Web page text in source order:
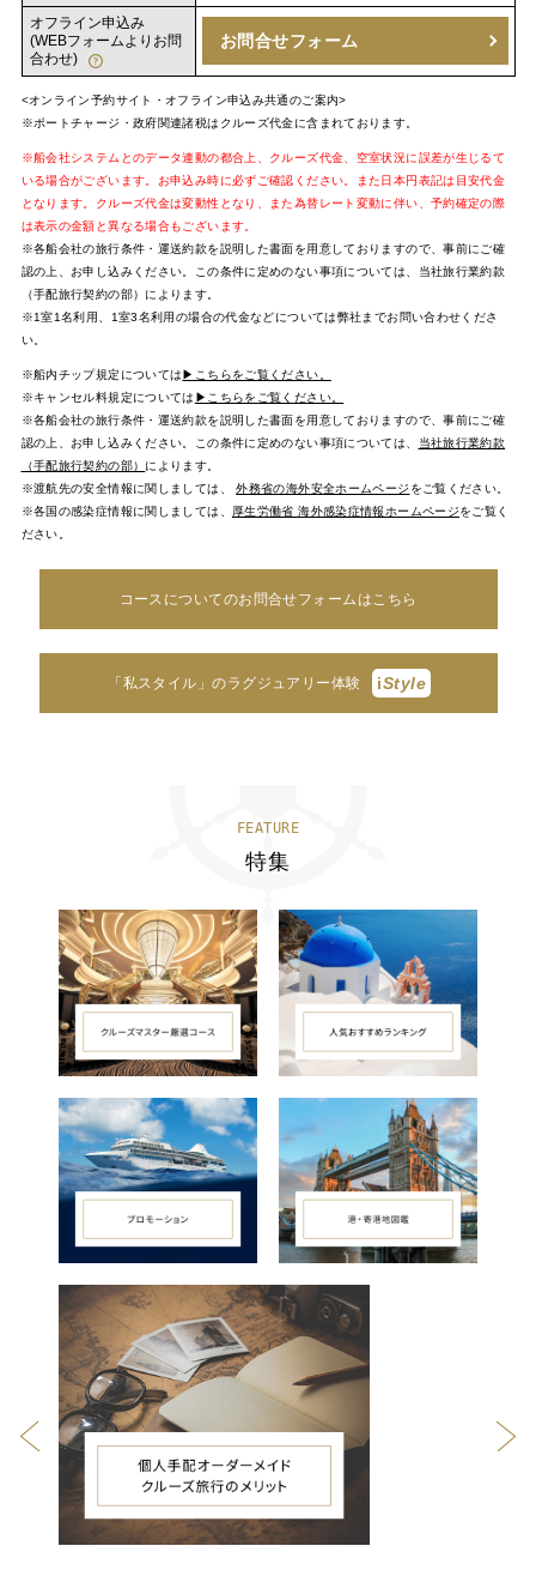
オフライン申込み
(WEBフォームよりお問
合わせ)
お問合せフォーム
<オンライン予約サイト・オフライン申込み共通のご案内>
※ポートチャージ・政府関連諸税はクルーズ代金に含まれております。
※船会社システムとのデータ連動の都合上、クルーズ代金、空室状況に誤差が生じるて
いる場合がございます。お申込み時に必ずご確認ください。また日本円表記は目安代金
となります。クルーズ代金は変動性となり、また為替レート変動に伴い、予約確定の際
は表示の金額と異なる場合もございます。
※各船会社の旅行条件・運送約款を説明した書面を用意しておりますので、事前にご確
認の上、お申し込みください。この条件に定めのない事項については、当社旅行業約款
（手配旅行契約の部）によります。
※1室1名利用、1室3名利用の場合の代金などについては弊社までお問い合わせくださ
い。
※船内チップ規定については ▶こちらをご覧ください。
※キャンセル料規定については ▶こちらをご覧ください。
※各船会社の旅行条件・運送約款を説明した書面を用意しておりますので、事前にご確
認の上、お申し込みください。この条件に定めのない事項については、
当社旅行業約款
（手配旅行契約の部） によります。
※渡航先の安全情報に関しましては、外務省の海外安全ホームページ をご覧ください。
※各国の感染症情報に関しましては、
厚生労働省 海外感染症情報ホームページをご覧く
ださい。
コースについてのお問合せフォームはこちら
「私スタイル」のラグジュアリー体験 iStyle
FEATURE
特集